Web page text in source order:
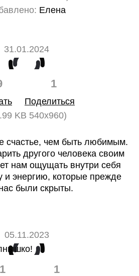
Елена
31.01.2024
1
Поделиться
KB 540x960)
счастье, чем быть любимым.
другого человека своим
нам ощущать внутри себя
и энергию, которые прежде
были скрыты.
05.11.2023
1